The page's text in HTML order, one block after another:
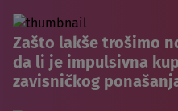
Zašto lakše trošimo
da li je impulsivna
zavisničkog